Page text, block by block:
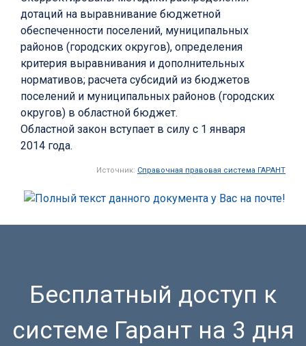
дотаций на выравнивание бюджетной
обеспеченности поселений, муниципальных
районов (городских округов), определения
критерия выравнивания и дополнительных
нормативов; расчета субсидий из бюджетов
поселений и муниципальных районов (городских
округов) в областной бюджет.
Областной закон вступает в силу с 1 января
2014 года.
Источник: Справочная правовая система ГАРАНТ
Бесплатный доступ к
системе Гарант на 3 дня